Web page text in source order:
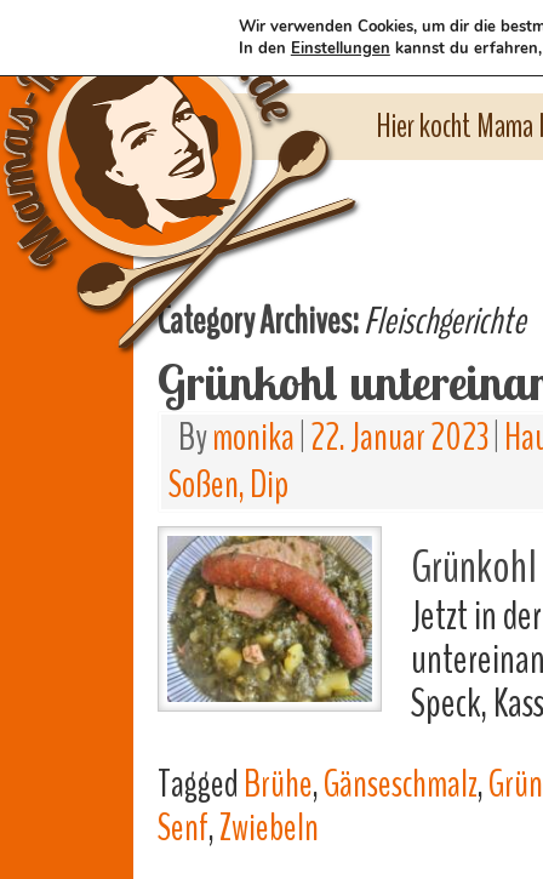
Hier kocht
Category Archives:Fleischgerichte
Grünkohl
Bymonika 22. Januar 2023
Soßen, Dip
Jetzt in
Speck,
TaggedBrühe,Gänseschmalz,
Senf,Zwiebeln
Wir verwenden Cookies, um dir die
In den Einstellungen kannst du